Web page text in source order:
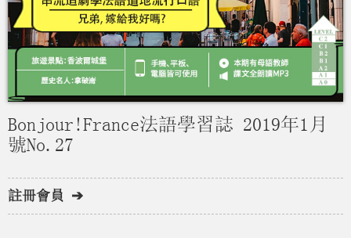
Bonjour!France法語學習誌 2019年1月
號No.27
註冊會員 ➔